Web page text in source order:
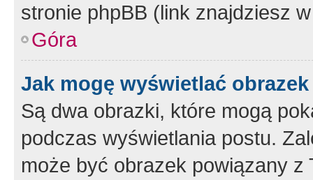
stronie phpBB (link znajdziesz
Góra
Jak mogę wyświetlać
Są dwa obrazki, które mogą
podczas wyświetlania postu.
może być obrazek powiązany z